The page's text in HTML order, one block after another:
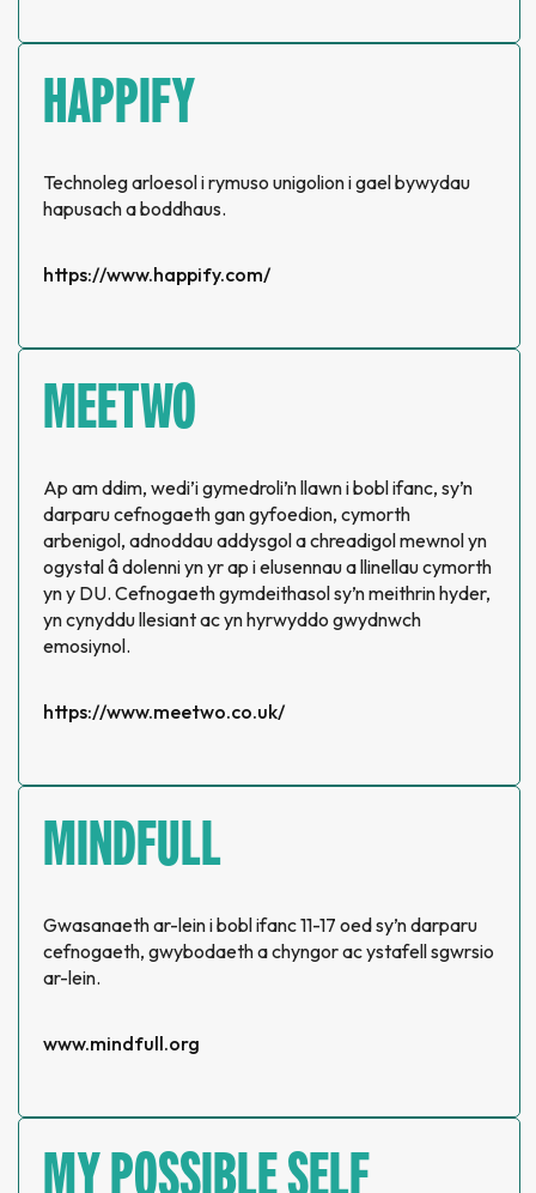
HAPPIFY
Technoleg arloesol i rymuso unigolion i gael bywydau
hapusach a boddhaus.
https://www.happify.com/
MEETWO
Ap am ddim, wedi’i gymedroli’n llawn i bobl ifanc, sy’n
darparu cefnogaeth gan gyfoedion, cymorth
arbenigol, adnoddau addysgol a chreadigol mewnol yn
ogystal â dolenni yn yr ap i elusennau a llinellau cymorth
yn y DU. Cefnogaeth gymdeithasol sy’n meithrin hyder,
yn cynyddu llesiant ac yn hyrwyddo gwydnwch
emosiynol.
https://www.meetwo.co.uk/
MINDFULL
Gwasanaeth ar-lein i bobl ifanc 11-17 oed sy’n darparu
cefnogaeth, gwybodaeth a chyngor ac ystafell sgwrsio
ar-lein.
www.mindfull.org
MY POSSIBLE SELF